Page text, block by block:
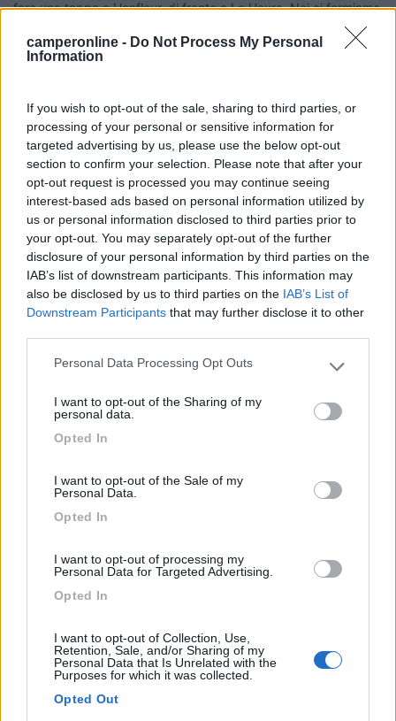
camperonline - Do Not Process My Personal
Information
If you wish to opt-out of the sale, sharing to third parties, or
processing of your personal or sensitive information for
targeted advertising by us, please use the below opt-out
section to confirm your selection. Please note that after your
opt-out request is processed you may continue seeing
interest-based ads based on personal information utilized by
us or personal information disclosed to third parties prior to
your opt-out. You may separately opt-out of the further
disclosure of your personal information by third parties on the
IAB’s list of downstream participants. This information may
also be disclosed by us to third parties on the IAB’s List of
Downstream Participants that may further disclose it to other
Please note that this website/app uses one or more Google
not limited to your visit or usage behaviour. You may click to
grant or deny consent to Google and its third-party tags to
use your data for below specified purposes in below Google
Personal Data Processing Opt Outs
I want to opt-out of the Sharing of my
personal data.
Opted In
I want to opt-out of the Sale of my
Personal Data.
Opted In
I want to opt-out of processing my
Personal Data for Targeted Advertising.
Opted In
I want to opt-out of Collection, Use,
Retention, Sale, and/or Sharing of my
Personal Data that Is Unrelated with the
Purposes for which it was collected.
Opted Out
fare una tappa a Honfleur, di fronte a Le Havre. Noi ci fermiamo
lì qualche giorno tutte le volte che andiamo da quelle parti, ma
può bastare una breve visita per cominciare ad apprezzarne
alcune bellezze: dal porticciolo turistico alla chiesa di Santa
C'è un'
area di sosta
enorme, ma volendo c'è anche un
campeggio
Modificato da SergioRM il 14/05/2019 alle 22:21:10
IZ4DJI
58914
Inserito il14/05/2019 alle:23:10:56
In risposta al messaggio di campersempre del 14/05/2019alle 21:04:12
Saint Malò, bella da visitare (mezza giornata o poco più) ma turistica
all'inverosimile, in agosto trasuda turisti da tutti i pori, è uno di quei posti
dove sostare con il camper è una vera impresa. Tanti parcheggi, alcuni
...
Concordo che St.Malò è parecchio piena di turisti, ma un giro
Area Attrezzata di Rue Paul Feval
(N48°38'36.5" W001°59'38.1")(€. 7,50 x 24h)
ci siamo stati nel
E' una AA veramente enorme con tantissimo spazio.